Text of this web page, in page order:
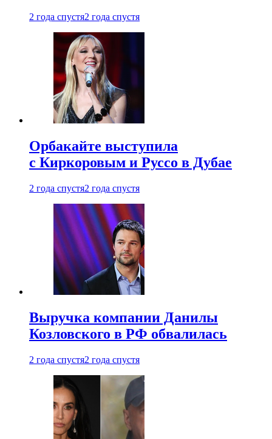
2 года спустя2 года спустя
Орбакайте выступила
с Киркоровым и Руссо в Дубае
2 года спустя2 года спустя
Выручка компании Данилы
Козловского в РФ обвалилась
2 года спустя2 года спустя